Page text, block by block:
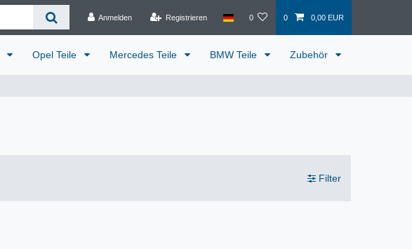
Anmelden Registrieren 0 0 0,00 EUR
Opel Teile Mercedes Teile BMW Teile Zubehör
Filter